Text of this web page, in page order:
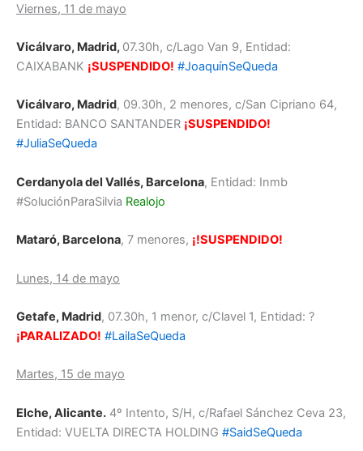
Viernes, 11 de mayo
Vicálvaro, Madrid, 07.30h, c/Lago Van 9, Entidad:
CAIXABANK ¡SUSPENDIDO! #JoaquínSeQueda
Vicálvaro, Madrid, 09.30h, 2 menores, c/San Cipriano 64,
Entidad: BANCO SANTANDER ¡SUSPENDIDO!
#JuliaSeQueda
Cerdanyola del Vallés, Barcelona, Entidad: Inmb
#SoluciónParaSilvia Realojo
Mataró, Barcelona, 7 menores, ¡!SUSPENDIDO!
Lunes, 14 de mayo
Getafe, Madrid, 07.30h, 1 menor, c/Clavel 1, Entidad: ?
¡PARALIZADO! #LailaSeQueda
Martes, 15 de mayo
Elche, Alicante. 4º Intento, S/H, c/Rafael Sánchez Ceva 23,
Entidad: VUELTA DIRECTA HOLDING #SaidSeQueda